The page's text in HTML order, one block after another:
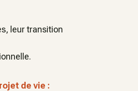
leur transition
de vie :